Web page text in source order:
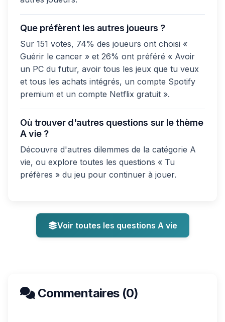
Que préfèrent les autres joueurs ?
Sur 151 votes, 74% des joueurs ont choisi «
Guérir le cancer » et 26% ont préféré « Avoir
un PC du futur, avoir tous les jeux que tu veux
et tous les achats intégrés, un compte Spotify
premium et un compte Netflix gratuit ».
Où trouver d'autres questions sur le thème
A vie ?
Découvre d'autres dilemmes de la catégorie A
vie, ou explore toutes les questions « Tu
préfères » du jeu pour continuer à jouer.
Voir toutes les questions A vie
Commentaires (0)